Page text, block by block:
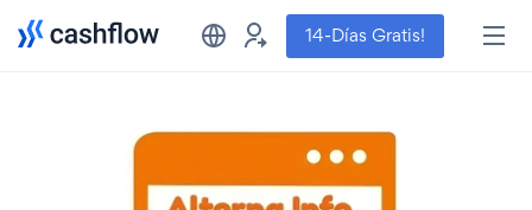
14-Días Gratis!